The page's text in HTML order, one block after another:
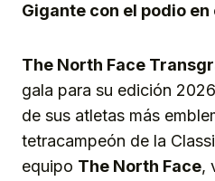
Gigante con el podio
The North Face
gala para su edición
de sus atletas más
tetracampeón de la
equipo The North Face,